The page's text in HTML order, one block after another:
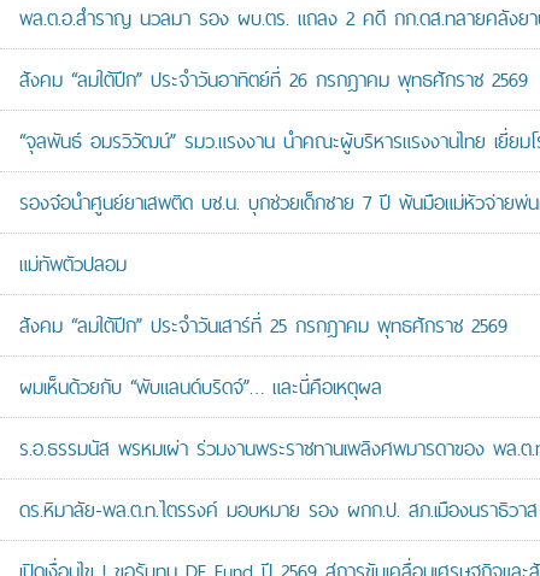
พล.ต.อ.สำราญ นวลมา รอง ผบ.ตร. แถลง 2 คดี กก.ดส.ทลายคลังย
สังคม “ลมใต้ปีก” ประจำวันอาทิตย์ที่ 26 กรกฎาคม พุทธศักราช 2569
“จุลพันธ์ อมรวิวัฒน์” รมว.แรงงาน นำคณะผู้บริหารแรงงานไทย เยี่ยม
รองจ๋อนำศูนย์ยาเสพติด บช.น. บุกช่วยเด็กชาย 7 ปี พ้นมือแม่หัวจ่ายพ่น
แม่ทัพตัวปลอม
สังคม “ลมใต้ปีก” ประจำวันเสาร์ที่ 25 กรกฎาคม พุทธศักราช 2569
ผมเห็นด้วยกับ “พับแลนด์บริดจ์”… และนี่คือเหตุผล
ร.อ.ธรรมนัส พรหมเผ่า ร่วมงานพระราชทานเพลิงศพมารดาของ พล.
ดร.หิมาลัย-พล.ต.ท.ไตรรงค์ มอบหมาย รอง ผกก.ป. สภ.เมืองนราธิว